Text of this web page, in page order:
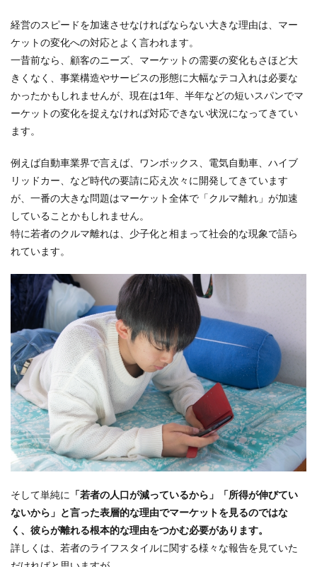
経営のスピードを加速させなければならない大きな理由は、マー
ケットの変化への対応とよく言われます。
一昔前なら、顧客のニーズ、マーケットの需要の変化もさほど大
きくなく、事業構造やサービスの形態に大幅なテコ入れは必要な
かったかもしれませんが、現在は1年、半年などの短いスパンでマ
ーケットの変化を捉えなければ対応できない状況になってきてい
ます。
例えば自動車業界で言えば、ワンボックス、電気自動車、ハイブ
リッドカー、など時代の要請に応え次々に開発してきています
が、一番の大きな問題はマーケット全体で「クルマ離れ」が加速
していることかもしれません。
特に若者のクルマ離れは、少子化と相まって社会的な現象で語ら
れています。
そして単純に 「若者の人口が減っているから」「所得が伸びてい
ないから」と言った表層的な理由でマーケットを見るのではな
く、彼らが離れる根本的な理由をつかむ必要があります。
詳しくは、若者のライフスタイルに関する様々な報告を見ていた